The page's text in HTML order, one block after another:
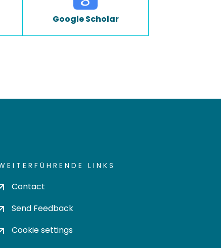
Google Scholar
LINKS
Contact
Send Feedback
Cookie settings